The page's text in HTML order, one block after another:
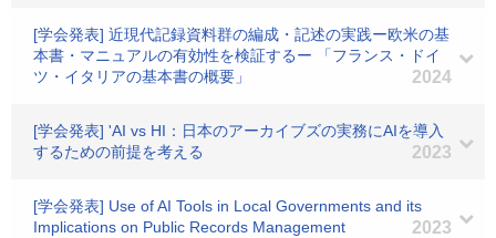
[学会発表] 近現代記録資料群の編成・記述の実践ー欧米の基
本書・マニュアルの有効性を検証するー 「フランス・ドイ
ツ・イタリアの基本書の概要」
2024
[学会発表] 'AI vs HI：日本のアーカイブズの実務にAIを導入
するための前提を考える
2023
[学会発表] Use of AI Tools in Local Governments and its
Implications on Public Records Management
2023